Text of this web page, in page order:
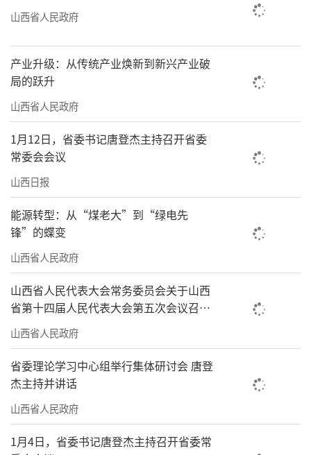
山西省人民政府
产业升级：从传统产业焕新到新兴产业破
局的跃升
山西省人民政府
1月12日，省委书记唐登杰主持召开省委
常委会会议
山西日报
能源转型：从“煤老大”到“绿电先
锋”的蝶变
山西省人民政府
山西省人民代表大会常务委员会关于山西
省第十四届人民代表大会第五次会议召开
时间的决定
山西省人民政府
省委理论学习中心组举行集体研讨会 唐登
杰主持并讲话
山西省人民政府
1月4日，省委书记唐登杰主持召开省委常